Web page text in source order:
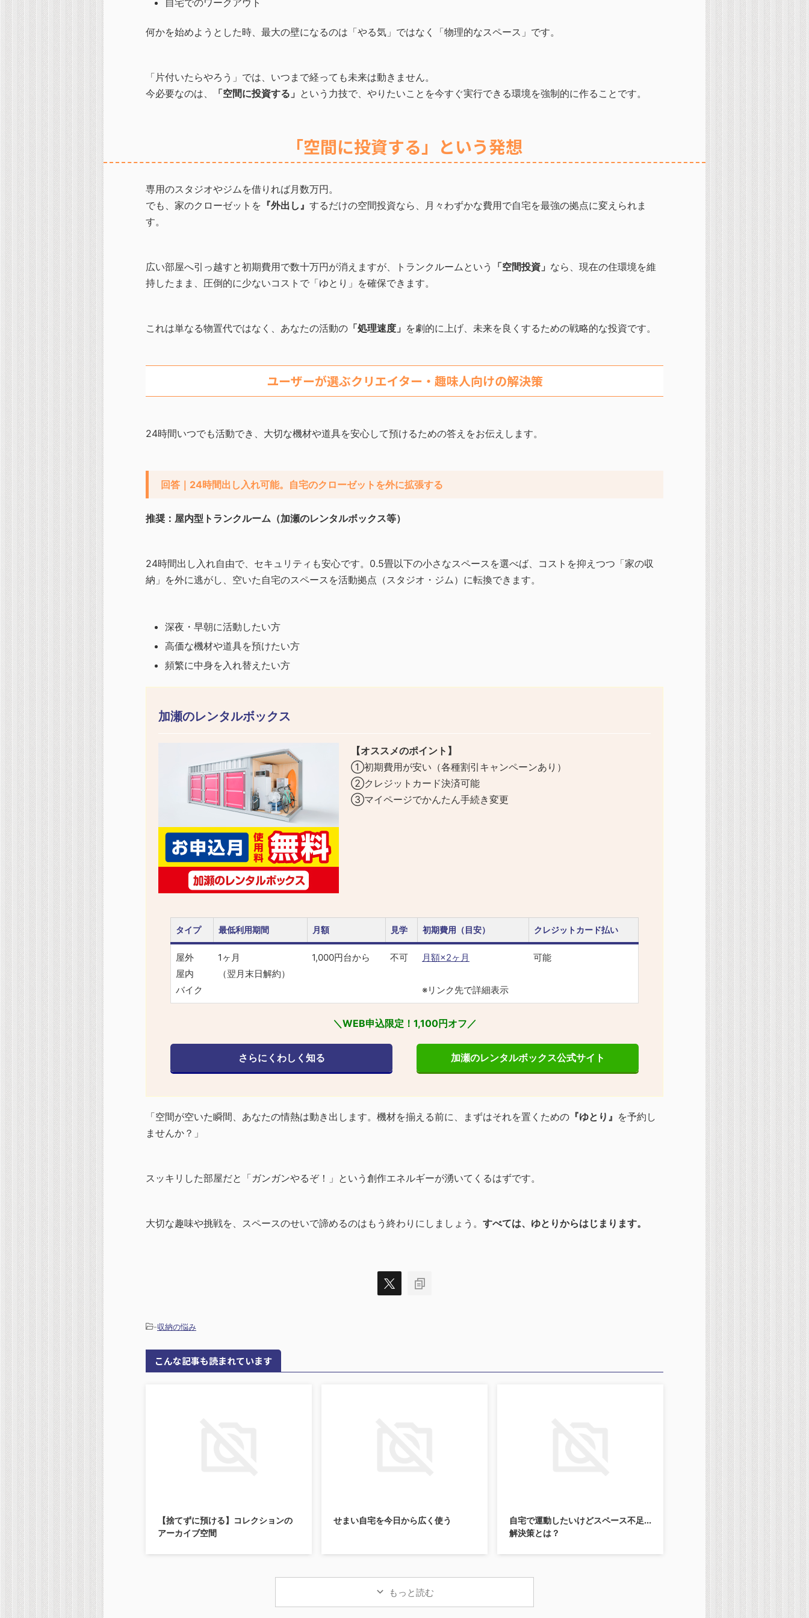
何かを始めようとした時、最大の壁になるのは「やる気」ではなく「物理的なスペース」です。
「片付いたらやろう」では、いつまで経っても未来は動きません。
今必要なのは、
「空間に投資する」 という力技で、やりたいことを今すぐ実行できる環境を強制的に作ることです。
「空間に投資する」という発想
専用のスタジオやジムを借りれば月数万円。
でも、家のクローゼットを 『外出し』 するだけの空間投資なら、月々わずかな費用で自宅を最強の拠点に変えられま
す。
広い部屋へ引っ越すと初期費用で数十万円が消えますが、トランクルームという 「空間投資」 なら、現在の住環境を維
持したまま、圧倒的に少ないコストで「ゆとり」を確保できます。
これは単なる物置代ではなく、あなたの活動の 「処理速度」 を劇的に上げ、未来を良くするための戦略的な投資です。
ユーザーが選ぶクリエイター・趣味人向けの解決策
24時間いつでも活動でき、大切な機材や道具を安心して預けるための答えをお伝えします。
回答｜24時間出し入れ可能。自宅のクローゼットを外に拡張する
推奨：屋内型トランクルーム（加瀬のレンタルボックス等）
24時間出し入れ自由で、セキュリティも安心です。0.5畳以下の小さなスペースを選べば、コストを抑えつつ「家の収
納」を外に逃がし、空いた自宅のスペースを活動拠点（スタジオ・ジム）に転換できます。
深夜・早朝に活動したい方
高価な機材や道具を預けたい方
頻繁に中身を入れ替えたい方
加瀬のレンタルボックス
【オススメのポイント】
①初期費用が安い（各種割引キャンペーンあり）
②クレジットカード決済可能
③マイページでかんたん手続き変更
タイプ 最低利用期間 月額 見学 初期費用（目安） クレジットカード払い
屋外
屋内
バイク
1ヶ月
（翌月末日解約）
1,000円台から 不可 月額×2ヶ月
※リンク先で詳細表示
可能
＼WEB申込限定！1,100円オフ／
さらにくわしく知る 加瀬のレンタルボックス公式サイト
「空間が空いた瞬間、あなたの情熱は動き出します。機材を揃える前に、まずはそれを置くための 『ゆとり』 を予約し
ませんか？」
スッキリした部屋だと「ガンガンやるぞ！」という創作エネルギーが湧いてくるはずです。
大切な趣味や挑戦を、スペースのせいで諦めるのはもう終わりにしましょう。 すべては、ゆとりからはじまります。
-収納の悩み
こんな記事も読まれています
【捨てずに預ける】コレクションの
アーカイブ空間
せまい自宅を今日から広く使う
自宅で運動したいけどスペース不足...
解決策とは？
もっと読む